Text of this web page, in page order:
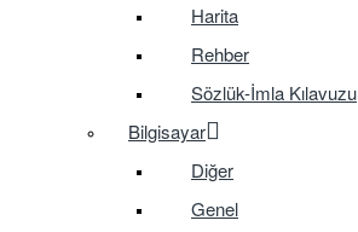
Harita
Rehber
Sözlük-İmla Kılavuzu
Bilgisayar
Diğer
Genel